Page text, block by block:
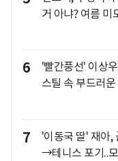
거 아냐? 여름 미
6
'빨간풍선' 이상
스틸 속 부드러운
7
'이동국 딸' 재아,
→테니스 포기..